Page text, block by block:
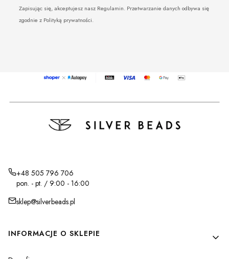
Zapisując się, akceptujesz nasz Regulamin. Przetwarzanie danych odbywa się
zgodnie z Polityką prywatności.
+48 505 796 706
pon. - pt. / 9:00 - 16:00
sklep@silverbeads.pl
Linki w stopce
INFORMACJE O SKLEPIE